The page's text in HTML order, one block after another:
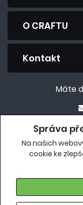
Správa
Na našich
cookie ke
O CRAFTU
Kontakt
Máte
Eshop